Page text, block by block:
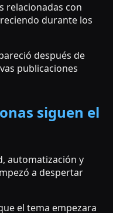
relacionadas con
durante los
después de
publicaciones
siguen el
automatización y
a despertar
el tema empezara